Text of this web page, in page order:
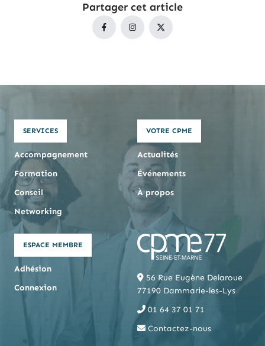
Partager cet article
SERVICES
Accompagnement
Formation
Conseil
Networking
VOTRE CPME
Actualités
Événements
À propos
ESPACE MEMBRE
Adhésion
Connexion
56 Rue Eugène Delaroue
77190 Dammarie-les-Lys
01 64 37 01 71
Contactez-nous